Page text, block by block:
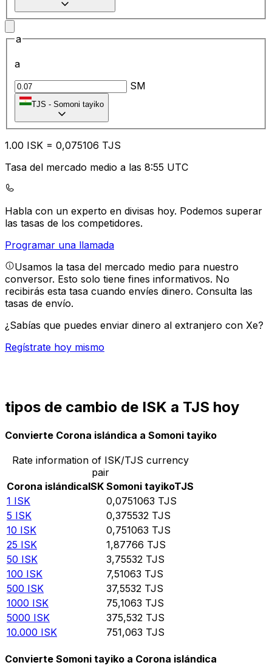
a
a
SM
TJS - Somoni tayiko
1.00 ISK = 0,075106 TJS
Tasa del mercado medio a las 8:55 UTC
Habla con un experto en divisas hoy. Podemos superar
las tasas de los competidores.
Programar una llamada
Usamos la tasa del mercado medio para nuestro
conversor. Esto solo tiene fines informativos. No
recibirás esta tasa cuando envíes dinero. Consulta las
tasas de envío.
¿Sabías que puedes enviar dinero al extranjero con Xe?
Regístrate hoy mismo
tipos de cambio de ISK a TJS hoy
Convierte Corona islándica a Somoni tayiko
Rate information of ISK/TJS currency
pair
Corona islándicaISK Somoni tayikoTJS
1 ISK 0,0751063 TJS
5 ISK 0,375532 TJS
10 ISK 0,751063 TJS
25 ISK 1,87766 TJS
50 ISK 3,75532 TJS
100 ISK 7,51063 TJS
500 ISK 37,5532 TJS
1000 ISK 75,1063 TJS
5000 ISK 375,532 TJS
10.000 ISK 751,063 TJS
Convierte Somoni tayiko a Corona islándica